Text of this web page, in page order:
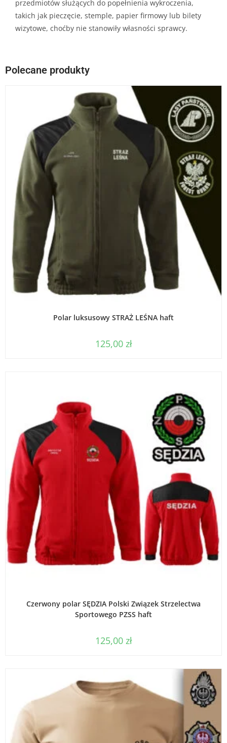
przedmiotów służących do popełnienia wykroczenia,
takich jak pieczęcie, stemple, papier firmowy lub bilety
wizytowe, choćby nie stanowiły własności sprawcy.
Polecane produkty
WYBIERZ OPCJE
Polar luksusowy STRAŻ LEŚNA haft
125,00 zł
Czerwony polar SĘDZIA Polski Związek Strzelectwa
Sportowego PZSS haft
125,00 zł